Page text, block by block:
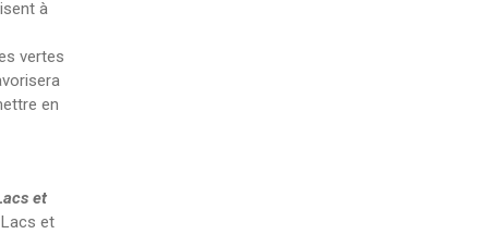
à
vertes
en
et
et